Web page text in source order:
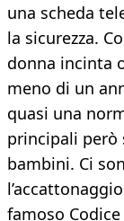
una scheda
la sicurezza.
donna incinta
meno di un
quasi una
principali però
bambini. Ci
famoso